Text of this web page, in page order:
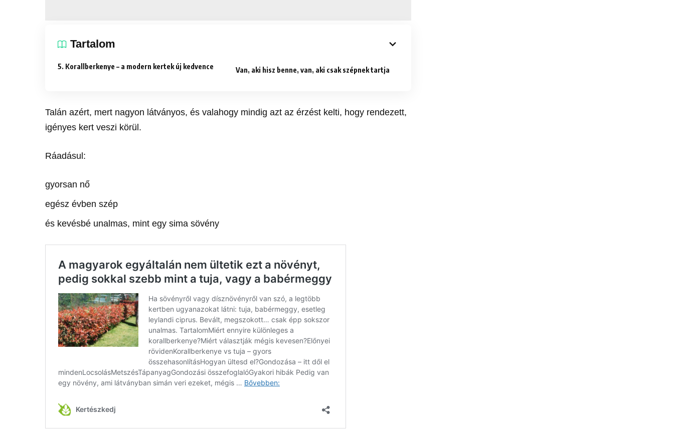
Tartalom
5. Korallberkenye – a modern kertek új kedvence Van, aki hisz benne, van, aki csak szépnek tartja
Talán azért, mert nagyon látványos, és valahogy mindig azt az érzést kelti, hogy rendezett,
igényes kert veszi körül.
Ráadásul:
gyorsan nő
egész évben szép
és kevésbé unalmas, mint egy sima sövény